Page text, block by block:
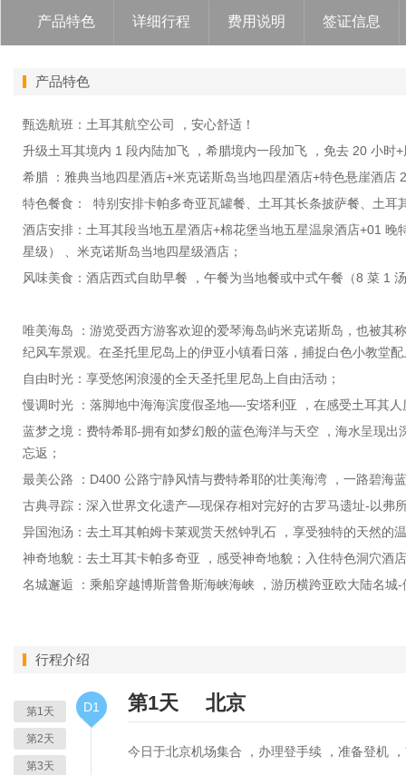
产品特色 详细行程 费用说明 签证信息
产品特色
甄选航班：土耳其航空公司 ，安心舒适！
升级土耳其境内 1 段内陆加飞 ，希腊境内一段加飞 ，免去 20 小
希腊 ：雅典当地四星酒店+米克诺斯岛当地四星酒店+特色悬崖酒店
特色餐食： 特别安排卡帕多奇亚瓦罐餐、土耳其长条披萨餐、土耳
酒店安排：土耳其段当地五星酒店+棉花堡当地五星温泉酒店+01
星级） 、米克诺斯岛当地四星级酒店；
风味美食：酒店西式自助早餐 ，午餐为当地餐或中式午餐（8 菜 1
唯美海岛 ：游览受西方游客欢迎的爱琴海岛屿米克诺斯岛，也被
纪风车景观。在圣托里尼岛上的伊亚小镇看日落，捕捉白色小教堂
自由时光：享受悠闲浪漫的全天圣托里尼岛上自由活动；
慢调时光 ：落脚地中海海滨度假圣地—-安塔利亚 ，在感受土耳其
蓝梦之境：费特希耶-拥有如梦幻般的蓝色海洋与天空 ，海水呈现
忘返；
最美公路 ：D400 公路宁静风情与费特希耶的壮美海湾 ，一路碧海
古典寻踪：深入世界文化遗产—现保存相对完好的古罗马遗址-以弗
异国泡汤：去土耳其帕姆卡莱观赏天然钟乳石 ，享受独特的天然的
神奇地貌：去土耳其卡帕多奇亚 ，感受神奇地貌；入住特色洞穴酒
名城邂逅 ：乘船穿越博斯普鲁斯海峡海峡 ，游历横跨亚欧大陆名
行程介绍
第1天
第2天
第3天
D1 第1天 北京
今日于北京机场集合 ，办理登手续 ，准备登机